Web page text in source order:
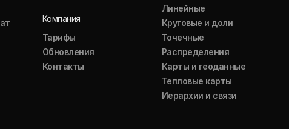
Компания
Тарифы
Обновления
Контакты
Линейные
Круговые и доли
Точечные
Распределения
Карты и геоданные
Тепловые карты
Иерархии и связи